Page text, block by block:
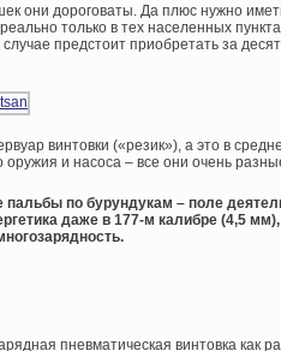
они дороговаты. Да плюс нужно
только в тех населенных
предстоит приобретать за
винтовки («резик»), а это в
оружия и насоса – все они очень
пальбы по бурундукам – поле
даже в 177-м калибре (4,5
пневматическая винтовка как